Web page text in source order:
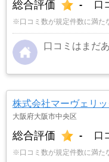
総合評価 - 口
※口コミ数が規定件数に満た
口コミはまだ
株式会社マーヴェリ
大阪府大阪市中央区
総合評価 - 口
※口コミ数が規定件数に満た